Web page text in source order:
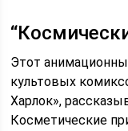
Этот
культовых
Харлок»,
Косметические